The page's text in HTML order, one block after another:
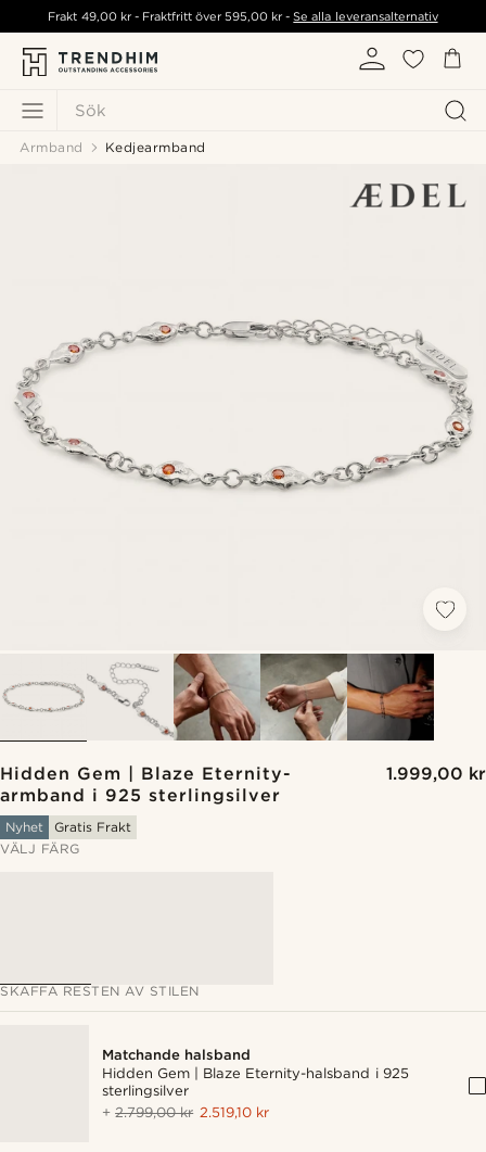
Sök
Frakt 49,00 kr- Fraktfritt över595,00 kr -Se alla leveransalternativ
Armband Kedjearmband
Hidden Gem | Blaze Eternity-
armband i 925 sterlingsilver
1.999,00 kr
Nyhet
Gratis Frakt
VÄLJ FÄRG
SKAFFA RESTEN AV STILEN
Matchande halsband
Hidden Gem | Blaze Eternity-halsband i 925
sterlingsilver
+2.799,00 kr 2.519,10 kr